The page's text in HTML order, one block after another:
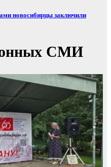
новосибирцы заключили